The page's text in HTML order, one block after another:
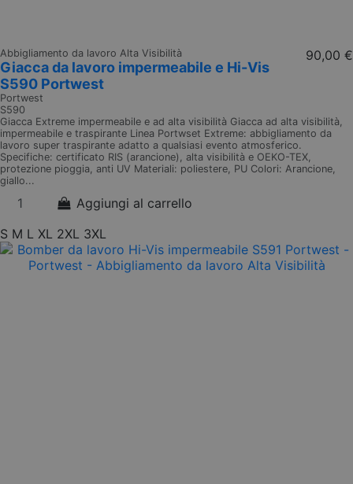
Abbigliamento da lavoro Alta Visibilità
Giacca da lavoro impermeabile e Hi-Vis
S590 Portwest
Portwest
S590
90,00 €
Giacca Extreme impermeabile e ad alta visibilità Giacca ad alta visibilità,
impermeabile e traspirante Linea Portwset Extreme: abbigliamento da
lavoro super traspirante adatto a qualsiasi evento atmosferico.
Specifiche: certificato RIS (arancione), alta visibilità e OEKO-TEX,
protezione pioggia, anti UV Materiali: poliestere, PU Colori: Arancione,
giallo...
Aggiungi al carrello
S M L XL 2XL 3XL